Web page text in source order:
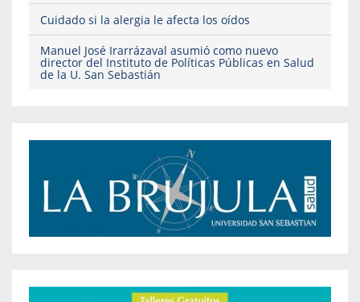
Cuidado si la alergia le afecta los oídos
Manuel José Irarrázaval asumió como nuevo
director del Instituto de Políticas Públicas en Salud
de la U. San Sebastián